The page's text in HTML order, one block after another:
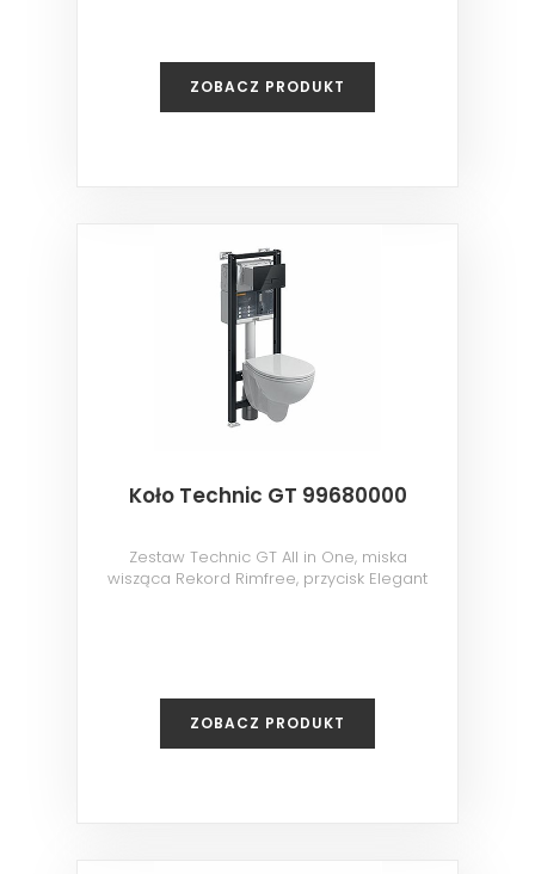
ZOBACZ PRODUKT
Koło Technic GT 99680000
Zestaw Technic GT All in One, miska
wisząca Rekord Rimfree, przycisk Elegant
ZOBACZ PRODUKT